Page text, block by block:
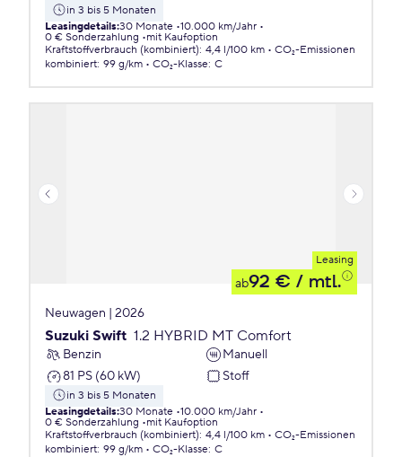
in 3 bis 5 Monaten
Leasingdetails:30 Monate 10.000 km/Jahr
0 € Sonderzahlung
mit Kaufoption
Kraftstoffverbrauch (kombiniert): 4,4 l/100 km
CO₂-Emissionen
kombiniert: 99 g/km CO₂-Klasse: C
Leasing
ab92 € / mtl.
Neuwagen | 2026
Suzuki Swift 1.2 HYBRID MT Comfort
Benzin
Manuell
81 PS (60 kW)
Stoff
in 3 bis 5 Monaten
Leasingdetails:30 Monate 10.000 km/Jahr
0 € Sonderzahlung
mit Kaufoption
Kraftstoffverbrauch (kombiniert): 4,4 l/100 km
CO₂-Emissionen
kombiniert: 99 g/km CO₂-Klasse: C